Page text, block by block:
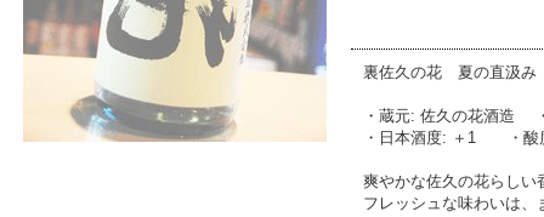
裏佐久の花 夏の直汲
・蔵元: 佐久の花酒造
・日本酒度: ＋1 ・酸
爽やかな佐久の花らしい
フレッシュな味わいは